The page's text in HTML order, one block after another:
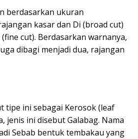
berdasarkan ukuran
kasar dan Di (broad cut)
cut). Berdasarkan warnanya,
dibagi menjadi dua, rajangan
tipe ini sebagai Kerosok (leaf
jenis ini disebut Galabag. Nama
Sebab bentuk tembakau yang